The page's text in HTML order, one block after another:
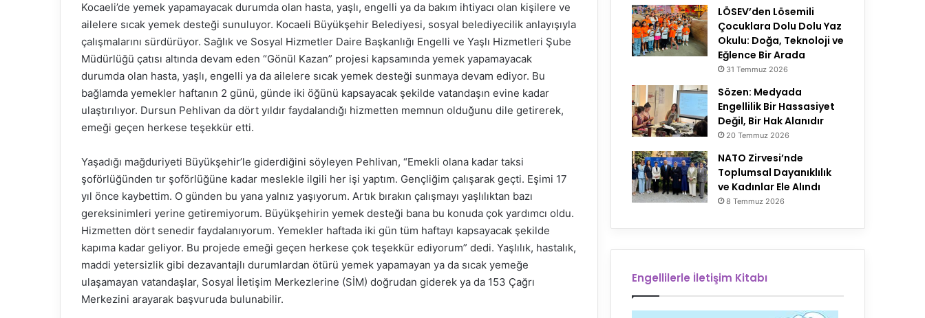
Kocaeli’de yemek yapamayacak durumda olan hasta, yaşlı, engelli ya da bakım ihtiyacı olan kişilere ve
ailelere sıcak yemek desteği sunuluyor. Kocaeli Büyükşehir Belediyesi, sosyal belediyecilik anlayışıyla
çalışmalarını sürdürüyor. Sağlık ve Sosyal Hizmetler Daire Başkanlığı Engelli ve Yaşlı Hizmetleri Şube
Müdürlüğü çatısı altında devam eden “Gönül Kazan” projesi kapsamında yemek yapamayacak
durumda olan hasta, yaşlı, engelli ya da ailelere sıcak yemek desteği sunmaya devam ediyor. Bu
bağlamda yemekler haftanın 2 günü, günde iki öğünü kapsayacak şekilde vatandaşın evine kadar
ulaştırılıyor. Dursun Pehlivan da dört yıldır faydalandığı hizmetten memnun olduğunu dile getirerek,
emeği geçen herkese teşekkür etti.
Yaşadığı mağduriyeti Büyükşehir’le giderdiğini söyleyen Pehlivan, “Emekli olana kadar taksi
şoförlüğünden tır şoförlüğüne kadar meslekle ilgili her işi yaptım. Gençliğim çalışarak geçti. Eşimi 17
yıl önce kaybettim. O günden bu yana yalnız yaşıyorum. Artık bırakın çalışmayı yaşlılıktan bazı
gereksinimleri yerine getiremiyorum. Büyükşehirin yemek desteği bana bu konuda çok yardımcı oldu.
Hizmetten dört senedir faydalanıyorum. Yemekler haftada iki gün tüm haftayı kapsayacak şekilde
kapıma kadar geliyor. Bu projede emeği geçen herkese çok teşekkür ediyorum” dedi. Yaşlılık, hastalık,
maddi yetersizlik gibi dezavantajlı durumlardan ötürü yemek yapamayan ya da sıcak yemeğe
ulaşamayan vatandaşlar, Sosyal İletişim Merkezlerine (SİM) doğrudan giderek ya da 153 Çağrı
Merkezini arayarak başvuruda bulunabilir.
LÖSEV’den Lösemili
Çocuklara Dolu Dolu Yaz
Okulu: Doğa, Teknoloji ve
Eğlence Bir Arada
31 Temmuz 2026
Sözen: Medyada
Engellilik Bir Hassasiyet
Değil, Bir Hak Alanıdır
20 Temmuz 2026
NATO Zirvesi’nde
Toplumsal Dayanıklılık
ve Kadınlar Ele Alındı
8 Temmuz 2026
Engellilerle İletişim Kitabı